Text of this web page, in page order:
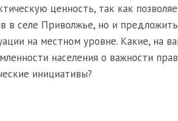
ценность, так как
в селе Приволжье, но и
на местном уровне. Какие, на
населения о важности
инициативы?